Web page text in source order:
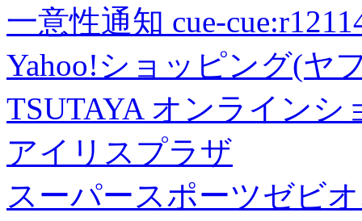
一意性通知 cue-
Yahoo!ショッピング(ヤ
TSUTAYA オンラインシ
アイリスプラザ
スーパースポーツゼビ